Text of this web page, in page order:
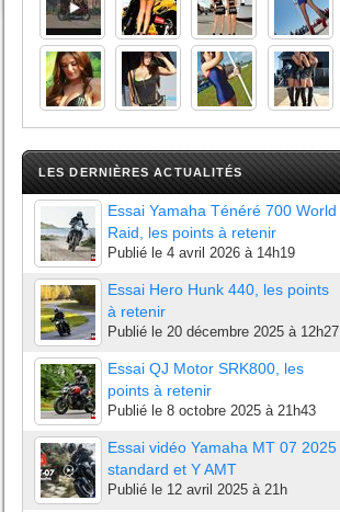
LES DERNIÈRES ACTUALITÉS
Essai Yamaha Ténéré 700 World
Raid, les points à retenir
Publié le 4 avril 2026 à 14h19
Essai Hero Hunk 440, les points
à retenir
Publié le 20 décembre 2025 à 12h27
Essai QJ Motor SRK800, les
points à retenir
Publié le 8 octobre 2025 à 21h43
Essai vidéo Yamaha MT 07 2025
standard et Y AMT
Publié le 12 avril 2025 à 21h